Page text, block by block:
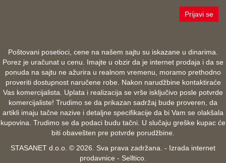
Prijavi se
Poštovani posetioci, cene na našem sajtu su iskazane u dinarima.
Porez je uračunat u cenu. Imajte u obzir da je internet prodaja i da se
ponuda na sajtu ne ažurira u realnom vremenu, moramo prethodno
proveriti dostupnost naručene robe. Nakon narudžbine kontaktiraće
Vas komercijalista. Uplata i realizacija se vrše isključivo posle potvrde
komercijaliste! Trudimo se da prikazan sadržaj bude proveren, da
artikli imaju tačne nazive i detaljne specifikacije da bi Vam se olakšala
kupovina. Trudimo se da podaci budu tačni. U slučaju greške kupac će
biti obavešten pre potvrde porudžbine.
STASANET d.o.o. © 2026. Sva prava zadržana. - Izrada internet
prodavnice - Selltico.